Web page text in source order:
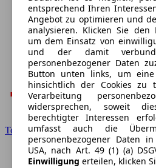
Toyota
entsprechend Ihren
Angebot zu optimieren und
analysieren. Klicken Sie
um dem Einsatz von
und der damit
personenbezogener Daten
Button unten links, um
hinsichtlich der Cookies
Verarbeitung
widersprechen, soweit
berechtigter Interessen
umfasst auch die
personenbezogener Daten
USA, nach Art. 49 (1) (a)
Einwilligung erteilen, klicken